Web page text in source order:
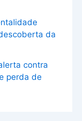
da
contra
perda de